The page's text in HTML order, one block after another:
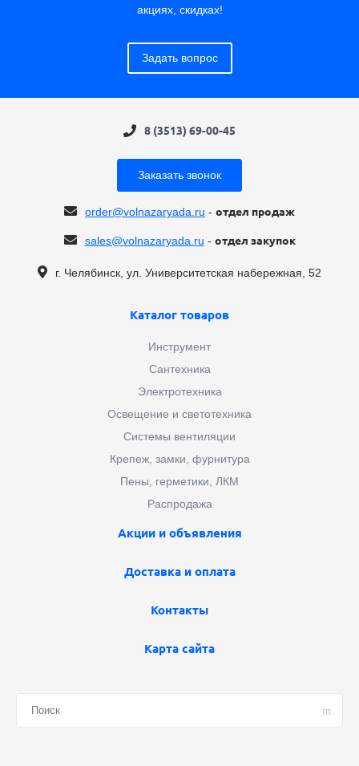
акциях, скидках!
Задать вопрос
8 (3513) 69-00-45
Заказать звонок
order@volnazaryada.ru - отдел продаж
sales@volnazaryada.ru - отдел закупок
г. Челябинск, ул. Университетская набережная, 52
Каталог товаров
Инструмент
Сантехника
Электротехника
Освещение и светотехника
Системы вентиляции
Крепеж, замки, фурнитура
Пены, герметики, ЛКМ
Распродажа
Акции и объявления
Доставка и оплата
Контакты
Карта сайта